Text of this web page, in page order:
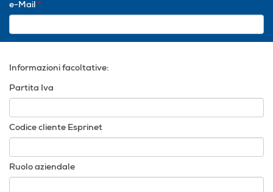
e-Mail *
Informazioni facoltative:
Partita Iva
Codice cliente Esprinet
Ruolo aziendale